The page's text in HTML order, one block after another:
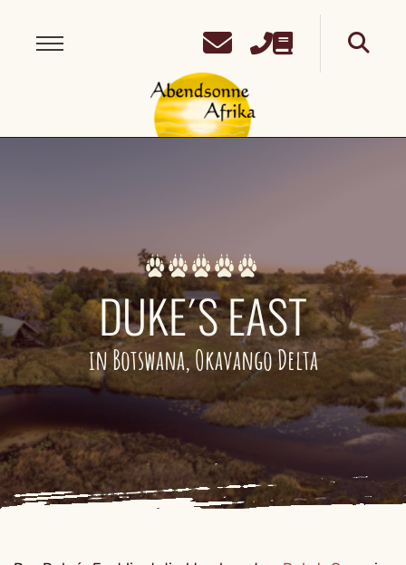
DUKE´S EAST
in Botswana, Okavango Delta